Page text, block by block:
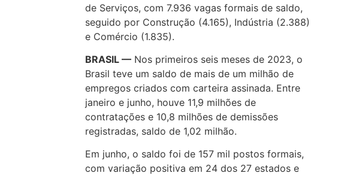
de Serviços, com 7.936 vagas formais de saldo,
seguido por Construção (4.165), Indústria (2.388)
e Comércio (1.835).
BRASIL — Nos primeiros seis meses de 2023, o
Brasil teve um saldo de mais de um milhão de
empregos criados com carteira assinada. Entre
janeiro e junho, houve 11,9 milhões de
contratações e 10,8 milhões de demissões
registradas, saldo de 1,02 milhão.
Em junho, o saldo foi de 157 mil postos formais,
com variação positiva em 24 dos 27 estados e